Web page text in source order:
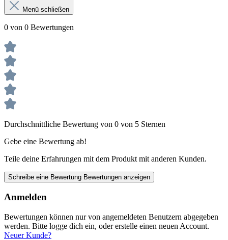
Menü schließen
0 von 0 Bewertungen
Durchschnittliche Bewertung von 0 von 5 Sternen
Gebe eine Bewertung ab!
Teile deine Erfahrungen mit dem Produkt mit anderen Kunden.
Schreibe eine Bewertung Bewertungen anzeigen
Anmelden
Bewertungen können nur von angemeldeten Benutzern abgegeben
werden. Bitte logge dich ein, oder erstelle einen neuen Account.
Neuer Kunde?